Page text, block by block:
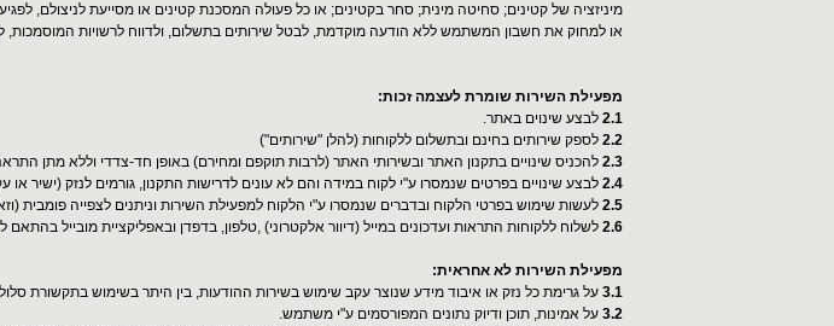
מיניזציה של קטינים; סחיטה מינית; סחר בקטינים; או כל פעולה המסכנת קטינים או מסייעת לניצולם,
או למחוק את חשבון המשתמש ללא הודעה מוקדמת, לבטל שירותים בתשלום, ולדווח לרשויות המוסמכות,
מפעילת השירות שומרת לעצמה זכות:
2.1 לבצע שינוים באתר.
2.2 לספק שירותים בחינם ובתשלום ללקוחות (להלן "שירותים")
2.3 להכניס שינויים בתקנון האתר ובשירותי האתר (לרבות תוקפם ומחירם) באופן חד-צדדי וללא מתן
2.4 לבצע שינויים בפרטים שנמסרו ע"י לקוח במידה והם לא עונים לדרישות התקנון, גורמים לנזק (ישיר
2.5 לעשות שימוש בפרטי הלקוח ובדברים שנמסרו ע"י הלקוח למפעילת השירות וניתנים לצפייה
2.6 לשלוח ללקוחות התראות ועדכונים במייל (דיוור אלקטרוני) ,טלפון, בדפדן ובאפליקציית מובייל
מפעילת השירות לא אחראית:
3.1 על גרימת כל נזק או איבוד מידע שנוצר עקב שימוש בשירות ההודעות, בין היתר בשימוש בתקשורת
3.2 על אמינות, תוכן ודיוק נתונים המפורסמים ע"י משתמש.